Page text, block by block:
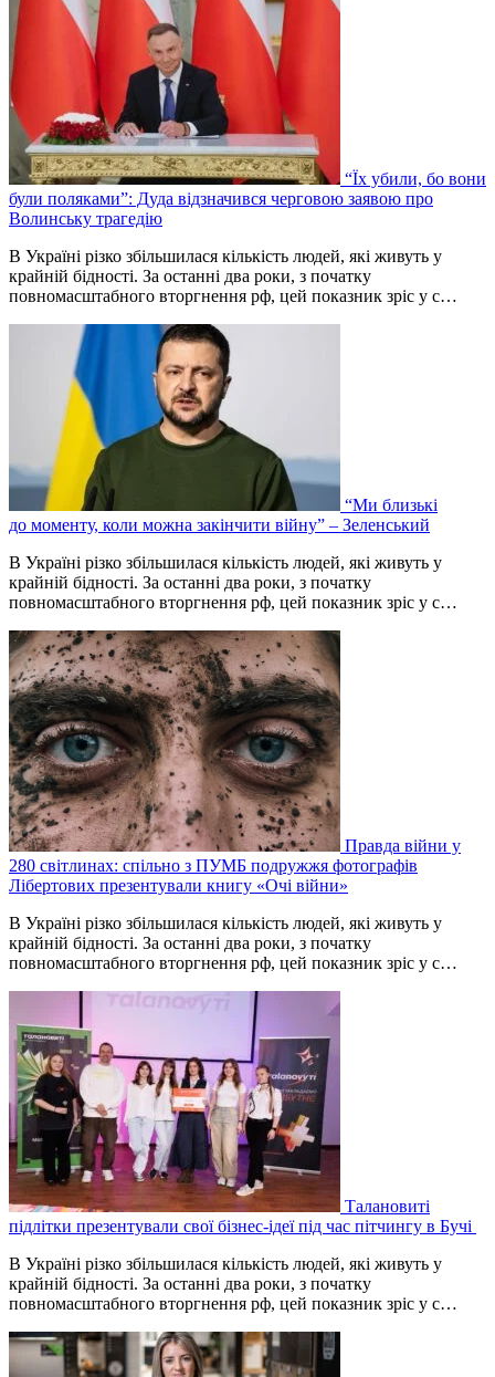
“Їх убили, бо вони
були поляками”: Дуда відзначився черговою заявою про
Волинську трагедію
В Україні різко збільшилася кількість людей, які живуть у
крайній бідності. За останні два роки, з початку
повномасштабного вторгнення рф, цей показник зріс у с…
“Ми близькі
до моменту, коли можна закінчити війну” – Зеленський
В Україні різко збільшилася кількість людей, які живуть у
крайній бідності. За останні два роки, з початку
повномасштабного вторгнення рф, цей показник зріс у с…
Правда війни у
280 світлинах: спільно з ПУМБ подружжя фотографів
Лібертових презентували книгу «Очі війни»
В Україні різко збільшилася кількість людей, які живуть у
крайній бідності. За останні два роки, з початку
повномасштабного вторгнення рф, цей показник зріс у с…
Талановиті
підлітки презентували свої бізнес-ідеї під час пітчингу в Бучі
В Україні різко збільшилася кількість людей, які живуть у
крайній бідності. За останні два роки, з початку
повномасштабного вторгнення рф, цей показник зріс у с…